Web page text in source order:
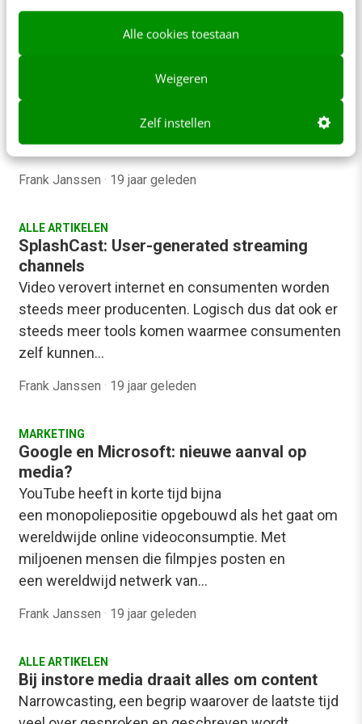
Alle cookies toestaan
Weigeren
Zelf instellen
Frank Janssen· 19 jaar geleden
Cross Media Café: Nieuwe radioproducten
Vanmiddag vond in Hilversum het eerste Cross
Media Café van dit jaar plaats. In Studio 3 op het
Mediapark hadden zich een…
Frank Janssen · 19 jaar geleden
ALLE ARTIKELEN
SplashCast: User-generated streaming
channels
Video verovert internet en consumenten worden
steeds meer producenten. Logisch dus dat ook er
steeds meer tools komen waarmee consumenten
zelf kunnen…
Frank Janssen · 19 jaar geleden
MARKETING
Google en Microsoft: nieuwe aanval op
media?
YouTube heeft in korte tijd bijna
een monopoliepositie opgebouwd als het gaat om
wereldwijde online videoconsumptie. Met
miljoenen mensen die filmpjes posten en
een wereldwijd netwerk van…
Frank Janssen · 19 jaar geleden
ALLE ARTIKELEN
Bij instore media draait alles om content
Narrowcasting, een begrip waarover de laatste tijd